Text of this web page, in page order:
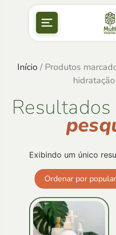
Início / Produtos
Resultados
Exibindo um único